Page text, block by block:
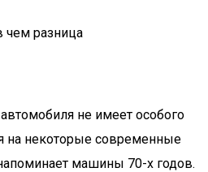
чем разница
не имеет особого
на некоторые современные
машины 70-х годов.